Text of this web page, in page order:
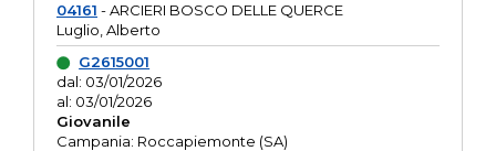
04161 - ARCIERI BOSCO DELLE QUERCE
Luglio, Alberto
G2615001
dal: 03/01/2026
al: 03/01/2026
Giovanile
Campania: Roccapiemonte (SA)